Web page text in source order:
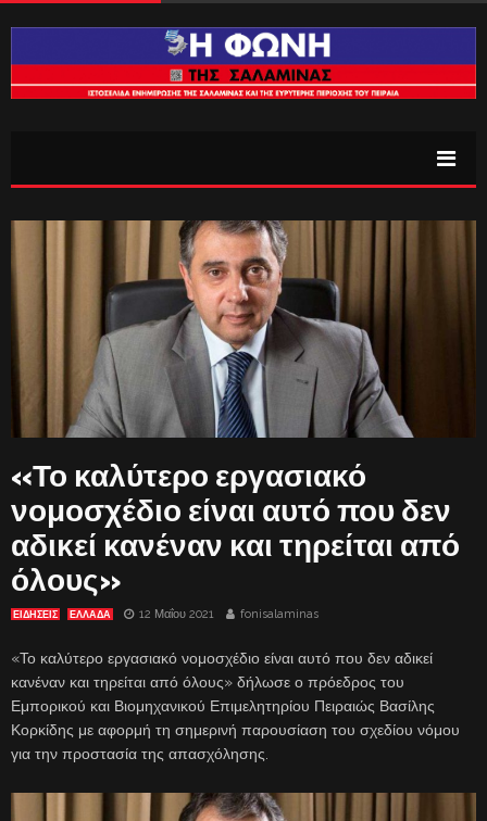
«Το καλύτερο εργασιακό
νομοσχέδιο είναι αυτό που δεν
αδικεί κανέναν και τηρείται από
όλους»
ΕΙΔΗΣΕΙΣ ΕΛΛΑΔΑ 12 Μαΐου 2021 fonisalaminas
«Το καλύτερο εργασιακό νομοσχέδιο είναι αυτό που δεν αδικεί
κανέναν και τηρείται από όλους» δήλωσε ο πρόεδρος του
Εμπορικού και Βιομηχανικού Επιμελητηρίου Πειραιώς Βασίλης
Κορκίδης με αφορμή τη σημερινή παρουσίαση του σχεδίου νόμου
για την προστασία της απασχόλησης.